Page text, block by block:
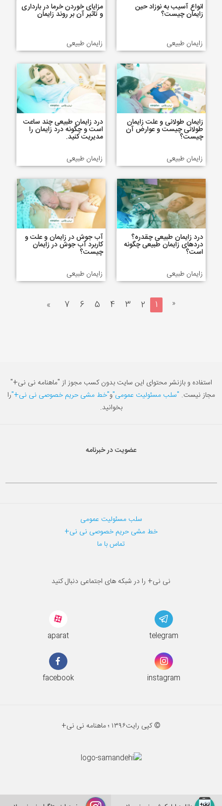
انواع آسیب به نوزاد حین
زایمان چیست؟
زایمان طبیعی
مزایای خوردن خرما در بارداری
و تاثیر آن بر روند زایمان
زایمان طبیعی
زایمان طولانی و علت زایمان
طولانی چیست و عوارض آن
چیست؟
زایمان طبیعی
درد زایمان طبیعی چند ساعت
است و چگونه درد زایمان را
مدیریت کنید.
زایمان طبیعی
درد زایمان طبیعی چقدره؟
دردهای زایمان طبیعی چگونه
است؟
زایمان طبیعی
آب جوش در زایمان و علت و
کاربرد آب جوش در زایمان
چیست؟
زایمان طبیعی
«
1
2
3
4
5
6
7
»
استفاده و بازنشر محتوای این سایت بدون کسب مجوز از "ماهنامه نی نی+"
مجاز نیست. "سلب مسئولیت عمومی"و"خط مشی حریم خصوصی نی نی+"را
بخوانید.
عضویت در خبرنامه
سلب مسئولیت عمومی
خط مشی حریم خصوصی نی نی+
تماس با ما
نی نی+ را در شبکه های اجتماعی دنبال کنید
aparat telegram
facebook instagram
© کپی رایت۱۳۹۶ ؛ ماهنامه نی نی+